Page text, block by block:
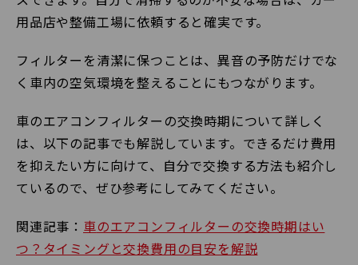
用品店や整備工場に依頼すると確実です。
フィルターを清潔に保つことは、異音の予防だけでな
く車内の空気環境を整えることにもつながります。
車のエアコンフィルターの交換時期について詳しく
は、以下の記事でも解説しています。できるだけ費用
を抑えたい方に向けて、自分で交換する方法も紹介し
ているので、ぜひ参考にしてみてください。
関連記事： 車のエアコンフィルターの交換時期はい
つ？タイミングと交換費用の目安を解説